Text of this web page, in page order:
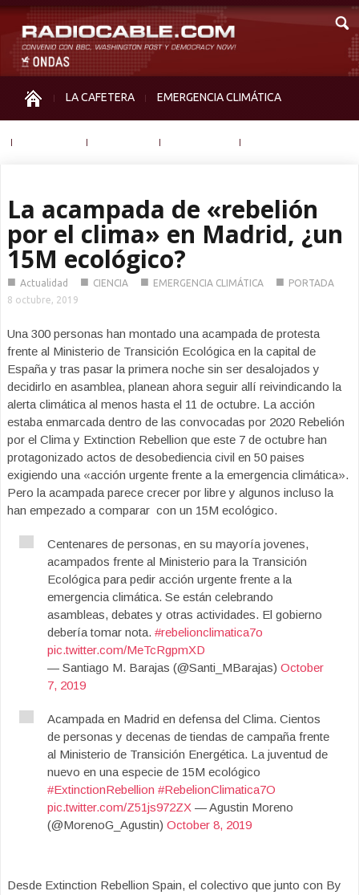
LA CAFETERA EMERGENCIA CLIMÁTICA
La acampada de «rebelión
por el clima» en Madrid, ¿un
15M ecológico?
■ Actualidad ■ CIENCIA ■ EMERGENCIA CLIMÁTICA ■ PORTADA
8 octubre, 2019
Una 300 personas han montado una acampada de protesta
frente al Ministerio de Transición Ecológica en la capital de
España y tras pasar la primera noche sin ser desalojados y
decidirlo en asamblea, planean ahora seguir allí reivindicando la
alerta climática al menos hasta el 11 de octubre. La acción
estaba enmarcada dentro de las convocadas por 2020 Rebelión
por el Clima y Extinction Rebellion que este 7 de octubre han
protagonizado actos de desobediencia civil en 50 paises
exigiendo una «acción urgente frente a la emergencia climática».
Pero la acampada parece crecer por libre y algunos incluso la
han empezado a comparar con un 15M ecológico.
Centenares de personas, en su mayoría jovenes,
acampados frente al Ministerio para la Transición
Ecológica para pedir acción urgente frente a la
emergencia climática. Se están celebrando
asambleas, debates y otras actividades. El gobierno
debería tomar nota. #rebelionclimatica7o
pic.twitter.com/MeTcRgpmXD
— Santiago M. Barajas (@Santi_MBarajas) October
7, 2019
Acampada en Madrid en defensa del Clima. Cientos
de personas y decenas de tiendas de campaña frente
al Ministerio de Transición Energética. La juventud de
nuevo en una especie de 15M ecológico
#ExtinctionRebellion #RebelionClimatica7O
pic.twitter.com/Z51js972ZX — Agustin Moreno
(@MorenoG_Agustin) October 8, 2019
Desde Extinction Rebellion Spain, el colectivo que junto con By